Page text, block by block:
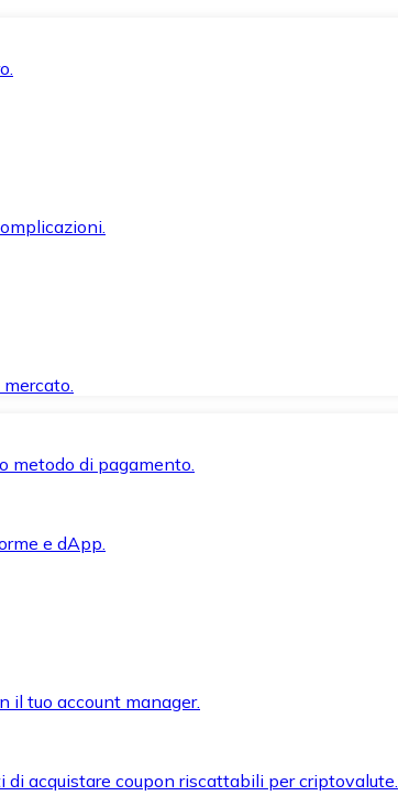
metodo di pagamento.
e dApp.
il tuo account manager.
acquistare coupon riscattabili per criptovalute.